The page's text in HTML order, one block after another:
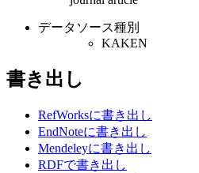
データソース種別
KAKEN
書き出し
RefWorksに書き出し
EndNoteに書き出し
Mendeleyに書き出し
RDFで書き出し